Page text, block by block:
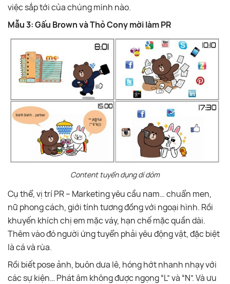
việc sắp tới của chúng mình nào.
Mẫu 3: Gấu Brown và Thỏ Cony mời làm PR
Content tuyển dụng dí dỏm
Cụ thể, vị trí PR – Marketing yêu cầu nam… chuẩn men,
nữ phong cách, giới tính tương đồng với ngoại hình. Rồi
khuyến khích chị em mặc váy, hạn chế mặc quần dài.
Thêm vào đó người ứng tuyển phải yêu động vật, đặc biệt
là cá và rùa.
Rồi biết pose ảnh, buôn dưa lê, hóng hớt nhanh nhạy với
các sự kiện… Phát âm không được ngọng “L” và “N”. Và ưu